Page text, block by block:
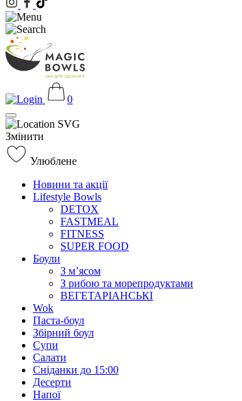
0
Змінити
Улюблене
Новини та акції
Lifestyle Bowls
DETOX
FASTMEAL
FITNESS
SUPER FOOD
Боули
З м’ясом
З рибою та морепродуктами
ВЕГЕТАРІАНСЬКІ
Wok
Паста-боул
Збірний боул
Супи
Салати
Сніданки до 15:00
Десерти
Напої